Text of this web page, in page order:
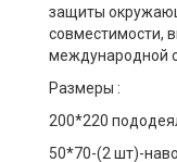
защиты
совместимости,
международной
Размеры :
200*220
50*70-(2 шт)-